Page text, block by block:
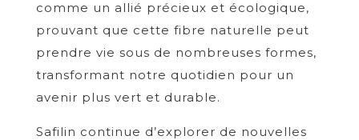
comme un allié précieux et écologique,
prouvant que cette fibre naturelle peut
prendre vie sous de nombreuses formes,
transformant notre quotidien pour un
avenir plus vert et durable.
Safilin continue d’explorer de nouvelles